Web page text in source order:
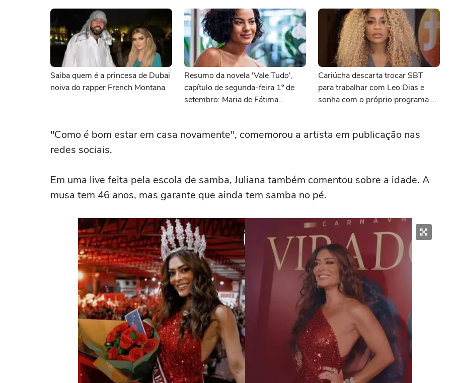
Saiba quem é a princesa de Dubai
noiva do rapper French Montana
Resumo da novela 'Vale Tudo',
capítulo de segunda-feira 1º de
setembro: Maria de Fátima
Cariúcha descarta trocar SBT
para trabalhar com Leo Dias e
sonha com o próprio programa de
"Como é bom estar em casa novamente", comemorou a artista em publicação nas
redes sociais.
Em uma live feita pela escola de samba, Juliana também comentou sobre a idade. A
musa tem 46 anos, mas garante que ainda tem samba no pé.